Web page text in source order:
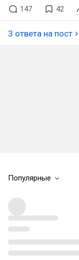
147 42
3 ответа на пост
Популярные